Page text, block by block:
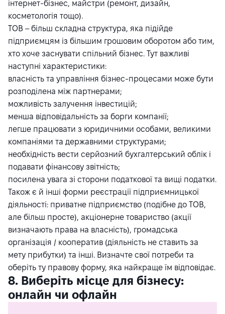
інтернет-бізнес, майстри (ремонт, дизайн,
косметологія тощо).
ТОВ – більш складна структура, яка підійде
підприємцям із більшим грошовим оборотом або тим,
хто хоче заснувати спільний бізнес. Тут важливі
наступні характеристики:
власність та управління бізнес-процесами може бути
розподілена між партнерами;
можливість залучення інвестицій;
менша відповідальність за борги компанії;
легше працювати з юридичними особами, великими
компаніями та державними структурами;
необхідність вести серйозний бухгалтерський облік і
подавати фінансову звітність;
посилена увага зі сторони податкової та вищі податки.
Також є й інші форми реєстрації підприємницької
діяльності: приватне підприємство (подібне до ТОВ,
але більш просте), акціонерне товариство (акції
визначають права на власність), громадська
організація / кооператив (діяльність не ставить за
мету прибутки) та інші. Визначте свої потреби та
оберіть ту правову форму, яка найкраще їм відповідає.
8. Виберіть місце для бізнесу:
онлайн чи офлайн